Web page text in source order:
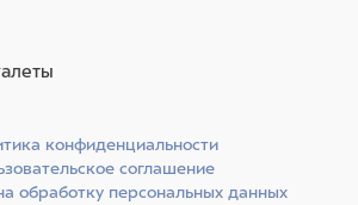
конфиденциальности
соглашение
обработку персональных данных